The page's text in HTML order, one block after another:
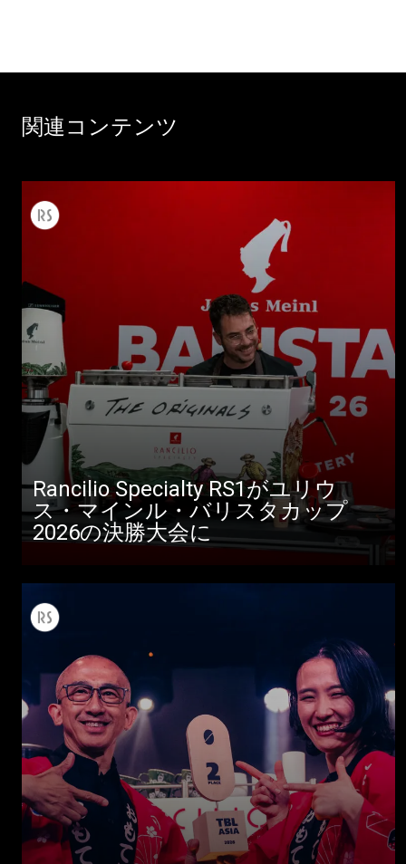
関連コンテンツ
Rancilio Specialty RS1がユリウ
ス・マインル・バリスタカップ
2026の決勝大会に